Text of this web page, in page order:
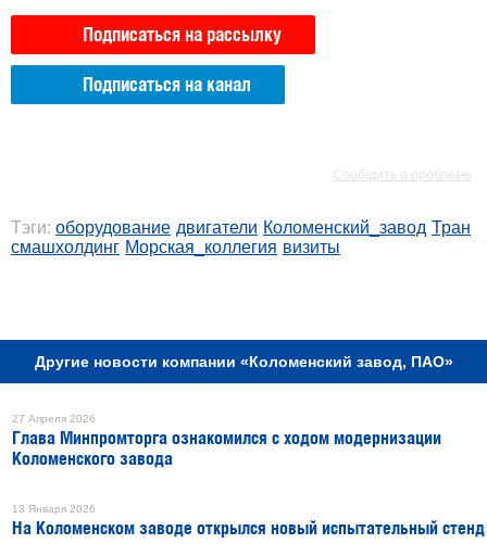
Подписаться на рассылку
Подписаться на канал
Сообщить о проблеме
Тэги: оборудование двигатели Коломенский_завод Тран
смашхолдинг Морская_коллегия визиты
Другие новости компании «Коломенский завод, ПАО»
27 Апреля 2026
Глава Минпромторга ознакомился с ходом модернизации
Коломенского завода
13 Января 2026
На Коломенском заводе открылся новый испытательный стенд